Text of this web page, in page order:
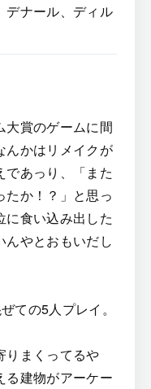
デナール、ディル
大賞のゲームに間
んかはリメイクが
であっり、「また
たか！？」と思っ
に食い込み出した
んやとおもいだし
ての5人プレイ。
りまくってるや
る建物がアーケー